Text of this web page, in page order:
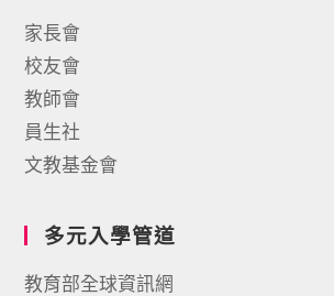
家長會
校友會
教師會
員生社
文教基金會
多元入學管道
教育部全球資訊網